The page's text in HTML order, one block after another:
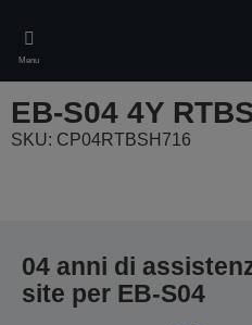
main
content
Menu
EB-S04 4Y
SKU: CP04RTBSH716
04 anni di
site per EB-S04